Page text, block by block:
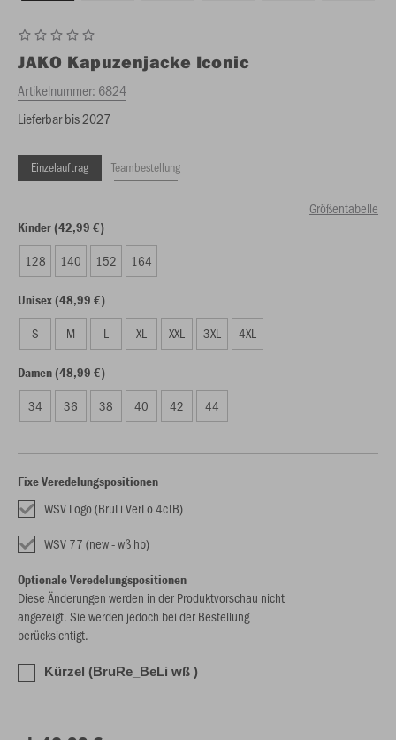
JAKO Kapuzenjacke Iconic
Artikelnummer: 6824
Lieferbar bis 2027
Einzelauftrag Teambestellung
Größentabelle
Kinder (42,99 €)
128 140 152 164
Unisex (48,99 €)
S M L XL XXL 3XL 4XL
Damen (48,99 €)
34 36 38 40 42 44
Fixe Veredelungspositionen
WSV Logo (BruLi VerLo 4cTB)
WSV 77 (new - wß hb)
Optionale Veredelungspositionen
Diese Änderungen werden in der Produktvorschau nicht
angezeigt. Sie werden jedoch bei der Bestellung
berücksichtigt.
Kürzel (BruRe_BeLi wß )